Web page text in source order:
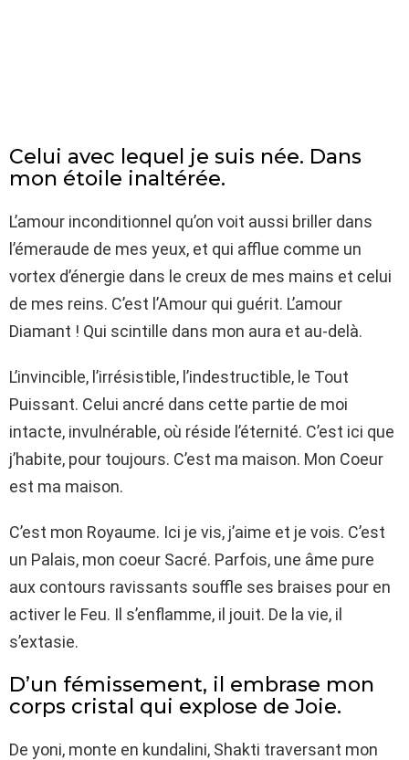
Celui avec lequel je suis née. Dans
mon étoile inaltérée.
L’amour inconditionnel qu’on voit aussi briller dans
l’émeraude de mes yeux, et qui afflue comme un
vortex d’énergie dans le creux de mes mains et celui
de mes reins. C’est l’Amour qui guérit. L’amour
Diamant ! Qui scintille dans mon aura et au-delà.
L’invincible, l’irrésistible, l’indestructible, le Tout
Puissant. Celui ancré dans cette partie de moi
intacte, invulnérable, où réside l’éternité. C’est ici que
j’habite, pour toujours. C’est ma maison. Mon Coeur
est ma maison.
C’est mon Royaume. Ici je vis, j’aime et je vois. C’est
un Palais, mon coeur Sacré. Parfois, une âme pure
aux contours ravissants souffle ses braises pour en
activer le Feu. Il s’enflamme, il jouit. De la vie, il
s’extasie.
D’un fémissement, il embrase mon
corps cristal qui explose de Joie.
De yoni, monte en kundalini, Shakti traversant mon